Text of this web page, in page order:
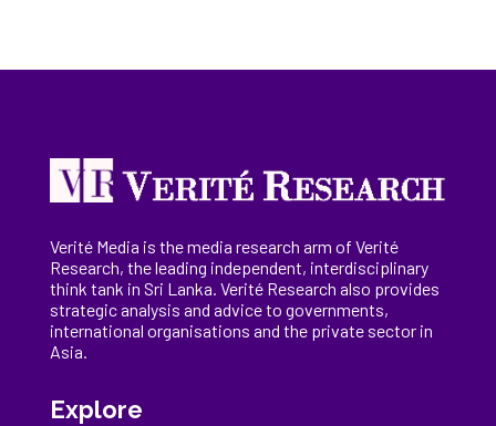
Verité Media is the media research arm of Verité
Research, theleading independent, interdisciplinary
think tank in Sri Lanka. Verité Research also provides
strategic analysis and advice to governments,
international organisations and the private sector in
Asia.
Explore